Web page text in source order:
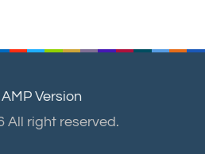
Version
All right reserved.